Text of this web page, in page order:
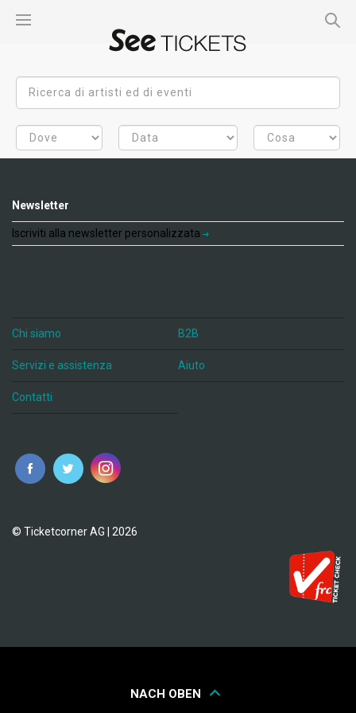
Newsletter
Iscriviti alla newsletter personalizzata
Chi siamo B2B
Servizi e assistenza Aiuto
Contatti
© Ticketcorner AG | 2026
NACH OBEN